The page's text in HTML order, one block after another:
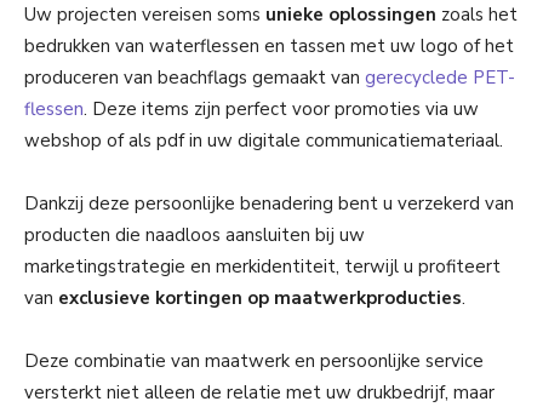
Uw projecten vereisen soms unieke oplossingen zoals het
bedrukken van waterflessen en tassen met uw logo of het
produceren van beachflags gemaakt van gerecyclede PET-
flessen. Deze items zijn perfect voor promoties via uw
webshop of als pdf in uw digitale communicatiemateriaal.
Dankzij deze persoonlijke benadering bent u verzekerd van
producten die naadloos aansluiten bij uw
marketingstrategie en merkidentiteit, terwijl u profiteert
van exclusieve kortingen op maatwerkproducties.
Deze combinatie van maatwerk en persoonlijke service
versterkt niet alleen de relatie met uw drukbedrijf, maar